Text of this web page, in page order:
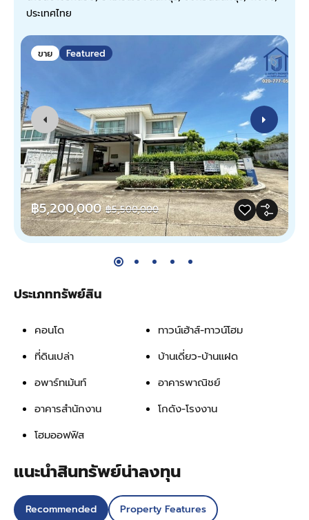
ประเทศไทย
ขาย Featured
฿5,200,000 ฿5,500,000
ประเภททรัพย์สิน
คอนโด
ทาวน์เฮ้าส์-ทาวน์โฮม
ที่ดินเปล่า
บ้านเดี่ยว-บ้านแฝด
อพาร์ทเม้นท์
อาคารพาณิชย์
อาคารสำนักงาน
โกดัง-โรงงาน
โฮมออฟฟิส
แนะนำสินทรัพย์น่าลงทุน
Recommended Property Features